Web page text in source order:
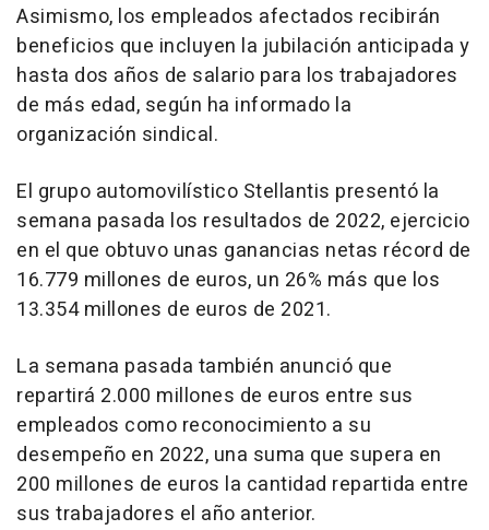
Asimismo, los empleados afectados recibirán
beneficios que incluyen la jubilación anticipada y
hasta dos años de salario para los trabajadores
de más edad, según ha informado la
organización sindical.
El grupo automovilístico Stellantis presentó la
semana pasada los resultados de 2022, ejercicio
en el que obtuvo unas ganancias netas récord de
16.779 millones de euros, un 26% más que los
13.354 millones de euros de 2021.
La semana pasada también anunció que
repartirá 2.000 millones de euros entre sus
empleados como reconocimiento a su
desempeño en 2022, una suma que supera en
200 millones de euros la cantidad repartida entre
sus trabajadores el año anterior.